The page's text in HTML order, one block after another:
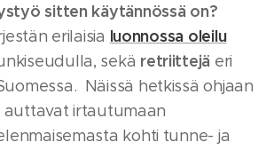
sitten käytännössä on?
erilaisia luonnossa oleilu
sekä retriittejä eri
Näissä hetkissä ohjaan
auttavat irtautumaan
kohti tunne- ja